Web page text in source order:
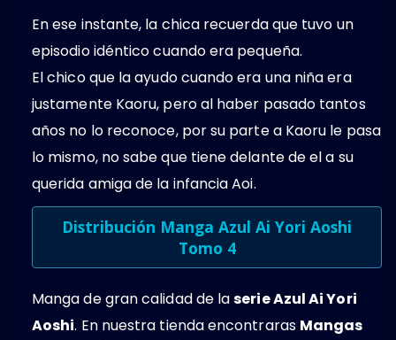
En ese instante, la chica recuerda que tuvo un
episodio idéntico cuando era pequeña.
El chico que la ayudo cuando era una niña era
justamente Kaoru, pero al haber pasado tantos
años no lo reconoce, por su parte a Kaoru le pasa
lo mismo, no sabe que tiene delante de el a su
querida amiga de la infancia Aoi.
Distribución Manga Azul Ai Yori Aoshi
Tomo 4
Manga de gran calidad de laserie Azul Ai Yori
Aoshi. En nuestra tienda encontraras Mangas